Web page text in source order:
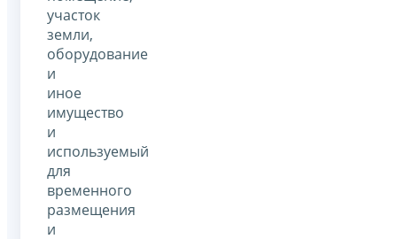
участок
земли,
оборудование
и
иное
имущество
и
используемый
для
временного
размещения
и